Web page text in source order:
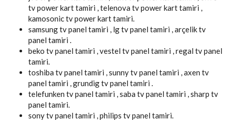
tv power kart tamiri , telenova tv power kart tamiri ,
kamosonic tv power kart tamiri.
samsung tv panel tamiri , lg tv panel tamiri , arçelik tv
panel tamiri .
beko tv panel tamiri , vestel tv panel tamiri , regal tv panel
tamiri.
toshiba tv panel tamiri , sunny tv panel tamiri , axen tv
panel tamiri , grundig tv panel tamiri .
telefunken tv panel tamiri , saba tv panel tamiri , sharp tv
panel tamiri.
sony tv panel tamiri , philips tv panel tamiri.